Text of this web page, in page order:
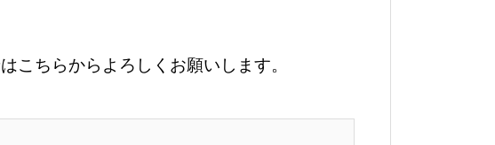
ちらからよろしくお願いします。